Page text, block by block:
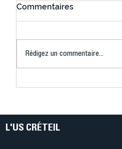
Commentaires
Rédigez un commentaire...
L'US CRÉTEIL